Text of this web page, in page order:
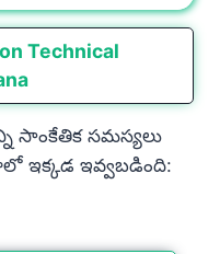
Technical
సాంకేతిక సమస్యలు
ఇక్కడ ఇవ్వబడింది: